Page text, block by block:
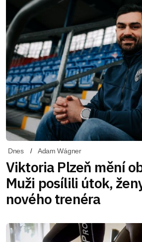
Dnes Adam Wágner
Viktoria Plzeň mění
Muži posílili útok,
nového trenéra